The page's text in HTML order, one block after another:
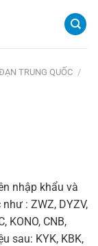
TRUNG QUỐC /
nhập khẩu và
: ZWZ, DYZV,
KONO, CNB,
sau: KYK, KBK,